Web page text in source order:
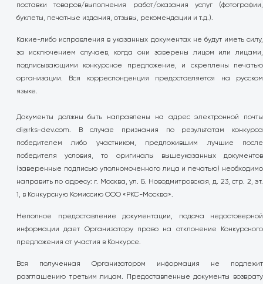
поставки товаров/выполнения работ/оказания услуг (фотографии,
буклеты, печатные издания, отзывы, рекомендации и т.д.).
Какие-либо исправления в указанных документах не будут иметь силу,
за исключением случаев, когда они заверены лицом или лицами,
подписывающими конкурсное предложение, и скреплены печатью
организации. Вся корреспонденция предоставляется на русском
языке.
Документы должны быть направлены на адрес электронной почты
di@rks-dev.com. В случае признания по результатам конкурса
победителем либо участником, предложившим лучшие после
победителя условия, то оригиналы вышеуказанных документов
(заверенные подписью уполномоченного лица и печатью) необходимо
направить по адресу: г. Москва, ул. Б. Новодмитровская, д. 23, стр. 2, эт.
1, в Конкурсную Комиссию ООО «РКС-Москва».
Неполное предоставление документации, подача недостоверной
информации дает Организатору право на отклонение Конкурсного
предложения от участия в Конкурсе.
Вся полученная Организатором информация не подлежит
разглашению третьим лицам. Предоставленные документы возврату